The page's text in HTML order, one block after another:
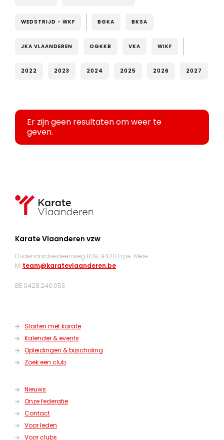
WEDSTRIJD - WKF BGKA BKSA
JKA VLAANDEREN OGKKB VKA WIKF
2022 2023 2024 2025 2026 2027
Er zijn geen resultaten om weer te
geven.
Karate Vlaanderen vzw
Oudenaardsesteenweg 839, 9420 Erpe-Mere
M: team@karatevlaanderen.be
BE 0428.240.053
Starten met karate
Kalender & events
Opleidingen & bijscholing
Zoek een club
Nieuws
Onze federatie
Contact
Voor leden
Voor clubs